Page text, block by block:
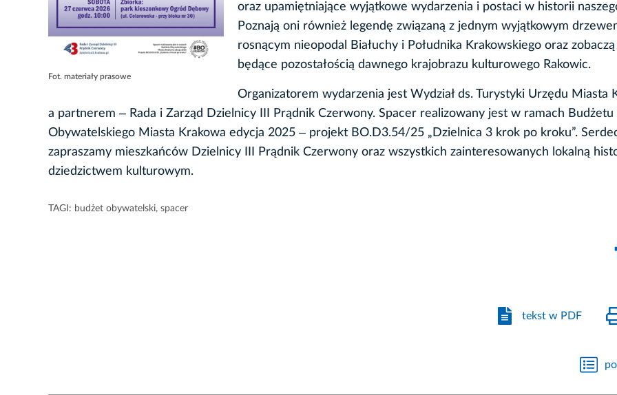
Fot. materiały prasowe
oraz upamiętniające wyjątkowe wydarzenia i postaci w historii
Poznają oni również legendę związaną z jednym wyjątkowym
rosnącym nieopodal Białuchy i Południka Krakowskiego oraz
będące pozostałością dawnego krajobrazu kulturowego Rakowic.
Organizatorem wydarzenia jest Wydział ds. Turystyki Urzędu Miasta
a partnerem ‒ Rada i Zarząd Dzielnicy III Prądnik Czerwony. Spacer realizowany jest w ramach Budżetu
Obywatelskiego Miasta Krakowa edycja 2025 ‒ projekt BO.D3.54/25 „Dzielnica 3 krok po kroku”.
zapraszamy mieszkańców Dzielnicy III Prądnik Czerwony oraz wszystkich zainteresowanych lokalną
dziedzictwem kulturowym.
TAGI: budżet obywatelski, spacer
tekst w PDF